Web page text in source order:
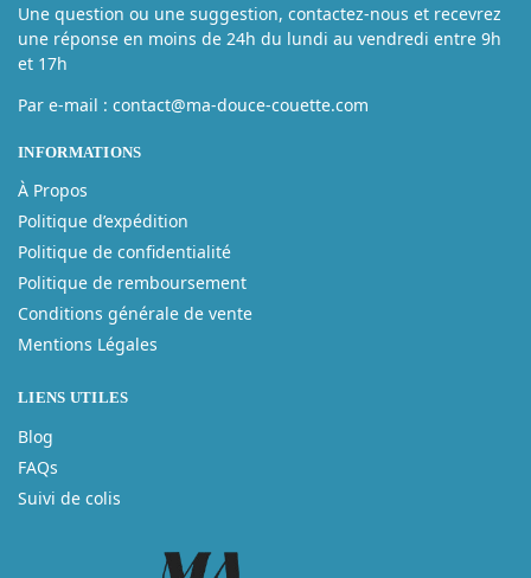
Une question ou une suggestion, contactez-nous et recevrez
une réponse en moins de 24h du lundi au vendredi entre 9h
et 17h
Par e-mail : contact@ma-douce-couette.com
INFORMATIONS
À Propos
Politique d’expédition
Politique de confidentialité
Politique de remboursement
Conditions générale de vente
Mentions Légales
LIENS UTILES
Blog
FAQs
Suivi de colis